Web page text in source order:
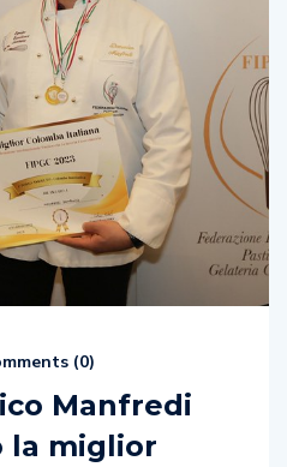
(0)
Manfredi
la miglior